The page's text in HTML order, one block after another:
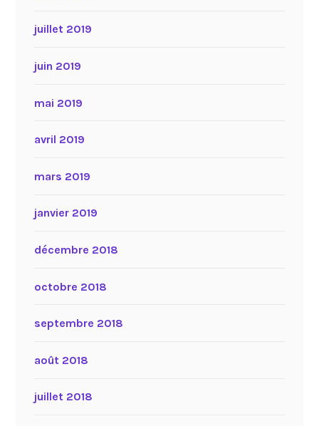
juillet 2019
juin 2019
mai 2019
avril 2019
mars 2019
janvier 2019
décembre 2018
octobre 2018
septembre 2018
août 2018
juillet 2018